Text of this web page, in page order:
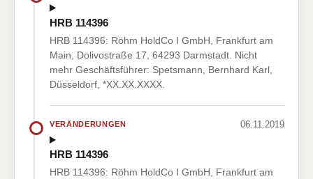
HRB 114396
HRB 114396: Röhm HoldCo I GmbH, Frankfurt am
Main, Dolivostraße 17, 64293 Darmstadt. Nicht
mehr Geschäftsführer: Spetsmann, Bernhard Karl,
Düsseldorf, *XX.XX.XXXX.
VERÄNDERUNGEN 06.11.2019
HRB 114396
HRB 114396: Röhm HoldCo I GmbH, Frankfurt am